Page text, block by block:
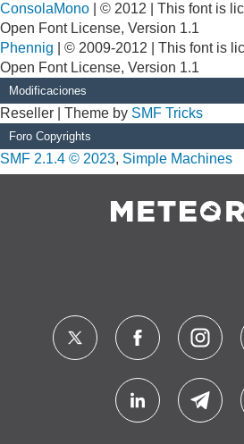
ConsolaMono | © 2012 | This font is
Open Font License, Version 1.1
Phennig | © 2009-2012 | This font is
Open Font License, Version 1.1
Modificaciones
Reseller | Theme by SMF Tricks
Foro Copyrights
SMF 2.1.4 © 2023, Simple Machines